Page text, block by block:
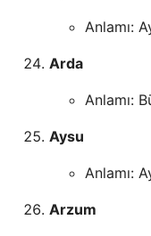
Anlamı:
Arda
Anlamı:
Aysu
Anlamı:
Arzum